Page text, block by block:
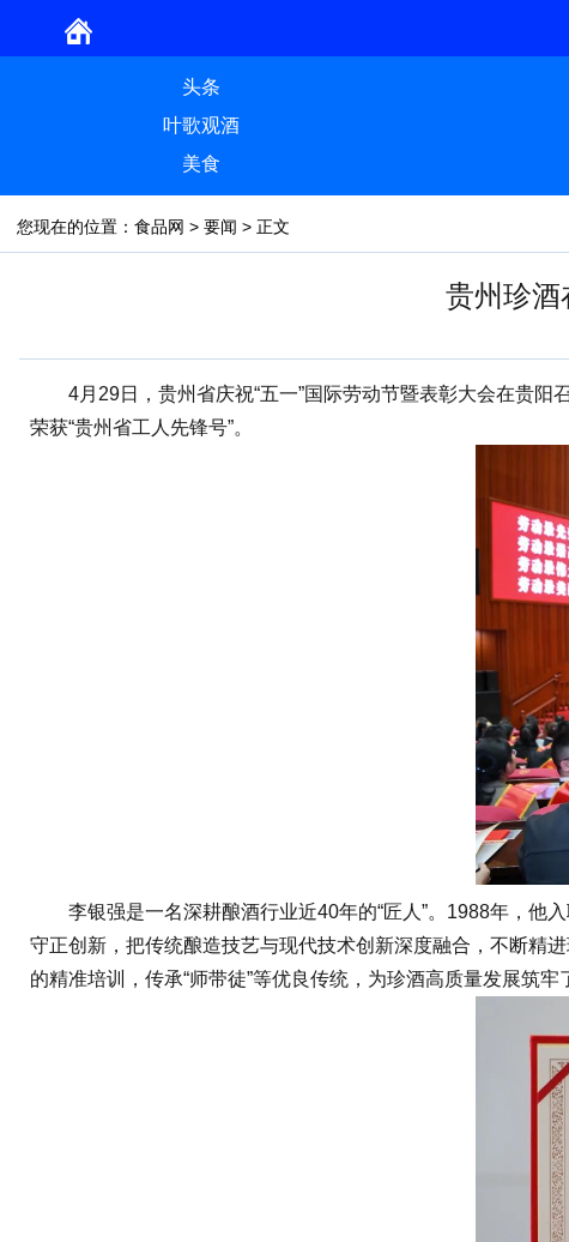
头条
叶歌观酒
美食
您现在的位置： 食品网 > 要闻 > 正文
贵州珍酒
4月29日，贵州省庆祝“五一”国际劳动节暨表彰大会在贵阳
荣获“贵州省工人先锋号”。
李银强是一名深耕酿酒行业近40年的“匠人”。1988年，他
守正创新，把传统酿造技艺与现代技术创新深度融合，不断精
的精准培训，传承“师带徒”等优良传统，为珍酒高质量发展筑牢